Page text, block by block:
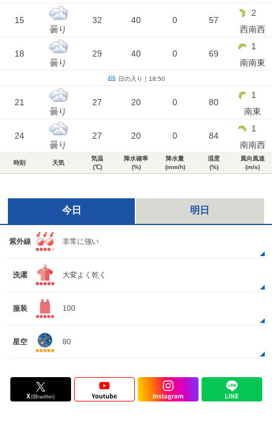
15
曇り
32 40 0 57
2
西南西
18
曇り
29 40 0 69
1
南南東
日の入り｜18:50
21
曇り
27 20 0 80
1
南東
24
曇り
27 20 0 84
1
南南西
時刻 天気
気温
(℃)
降水確率
(%)
降水量
(mm/h)
湿度
(%)
風向風速
(m/s)
今日 明日
紫外線 非常に強い
洗濯 大変よく乾く
服装 100
星空 80